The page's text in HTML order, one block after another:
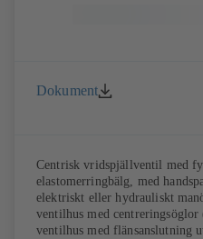
Dokument
Centrisk vridspjällventil med
elastomerringbälg, med
elektriskt eller hydrauliskt
ventilhus med
ventilhus med flänsanslutning